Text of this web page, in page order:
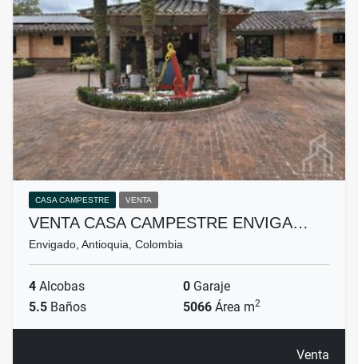
CASA CAMPESTRE VENTA
VENTA CASA CAMPESTRE ENVIGA…
Envigado, Antioquia, Colombia
4 Alcobas 0 Garaje
5.5 Baños 5066 Área m2
Venta